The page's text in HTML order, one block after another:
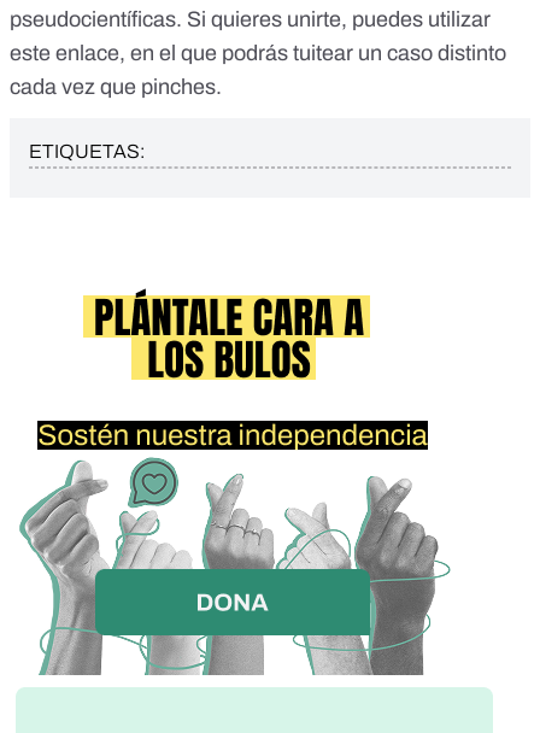
pseudocientíficas. Si quieres unirte, puedes utilizar
este enlace, en el que podrás tuitear un caso distinto
cada vez que pinches.
ETIQUETAS: